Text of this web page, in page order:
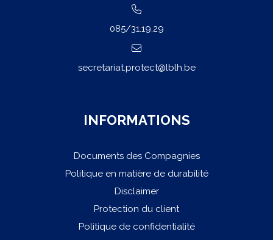
085/31.19.29
secretariat.protect@lblh.be
INFORMATIONS
Documents des Compagnies
Politique en matière de durabilité
Disclaimer
Protection du client
Politique de confidentialité